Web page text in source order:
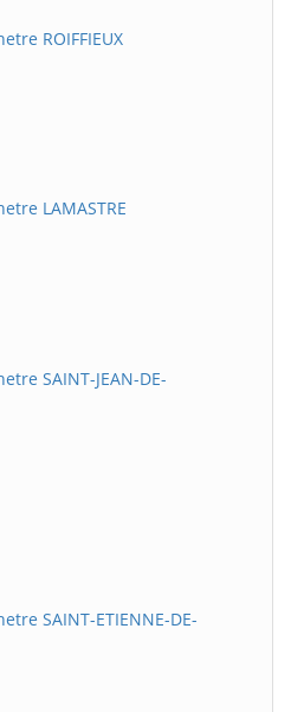
ROIFFIEUX
LAMASTRE
SAINT-JEAN-DE-
SAINT-ETIENNE-DE-